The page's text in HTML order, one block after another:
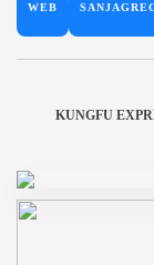
WEB
KUNGFU